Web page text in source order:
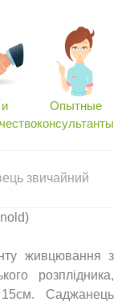
Опытные
консультанты
звичайний
живцювання з
розплідника,
Саджанець